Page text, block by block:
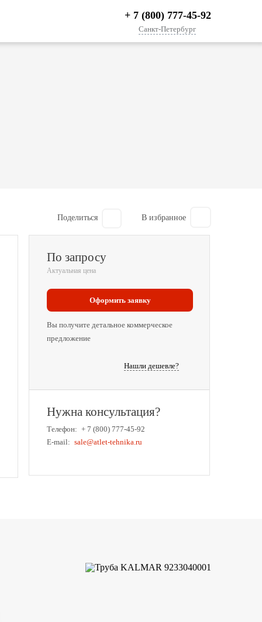
+ 7 (800) 777-45-92
Санкт-Петербург
Поделиться
По запросу
Актуальная цена
Оформить заявку
Вы получите детальное коммерческое
предложение
Нашли дешевле?
Нужна консультация?
Телефон: + 7 (800) 777-45-92
E-mail: sale@atlet-tehnika.ru